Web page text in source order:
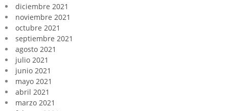
diciembre 2021
noviembre 2021
octubre 2021
septiembre 2021
agosto 2021
julio 2021
junio 2021
mayo 2021
abril 2021
marzo 2021